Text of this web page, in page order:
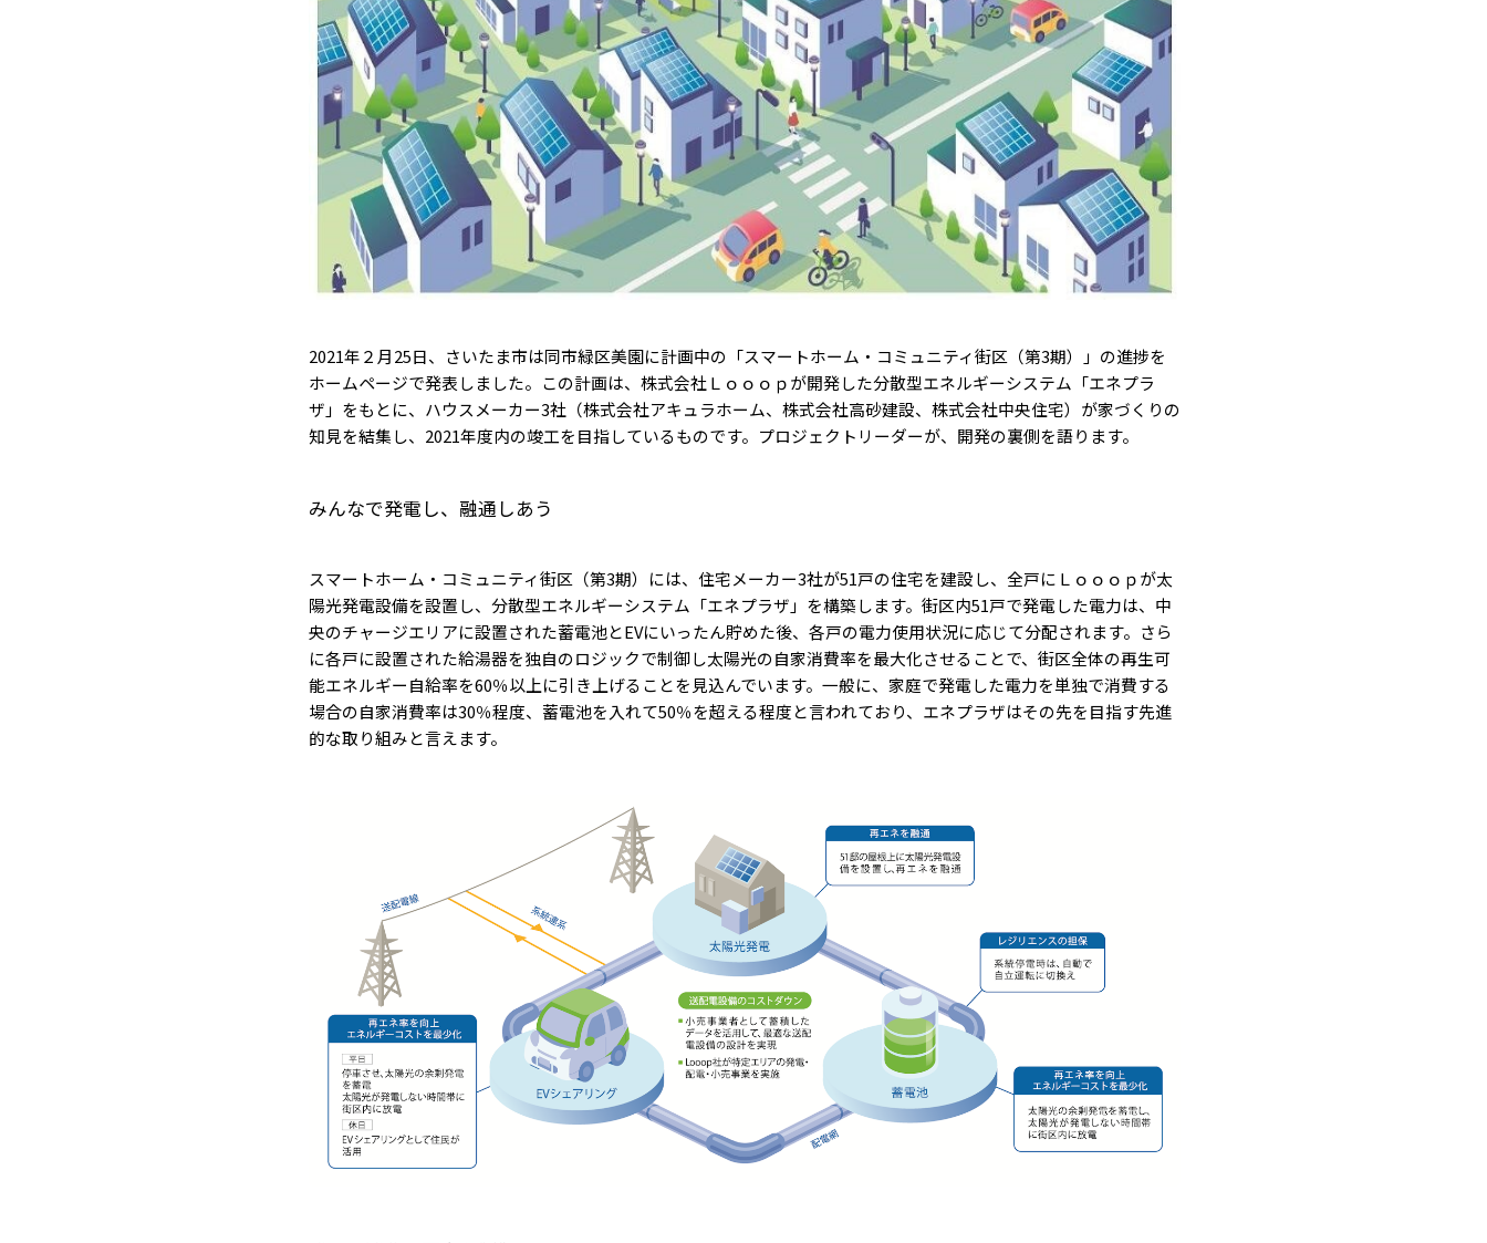
2021年２月25日、さいたま市は同市緑区美園に計画中の「スマートホーム・コミュニティ街区（第3期）」の進捗を
ホームページで発表しました。この計画は、株式会社Ｌｏｏｏｐが開発した分散型エネルギーシステム「エネプラ
ザ」をもとに、ハウスメーカー3社（株式会社アキュラホーム、株式会社高砂建設、株式会社中央住宅）が家づくりの
知見を結集し、2021年度内の竣工を目指しているものです。プロジェクトリーダーが、開発の裏側を語ります。
みんなで発電し、融通しあう
スマートホーム・コミュニティ街区（第3期）には、住宅メーカー3社が51戸の住宅を建設し、全戸にＬｏｏｏｐが太
陽光発電設備を設置し、分散型エネルギーシステム「エネプラザ」を構築します。街区内51戸で発電した電力は、中
央のチャージエリアに設置された蓄電池とEVにいったん貯めた後、各戸の電力使用状況に応じて分配されます。さら
に各戸に設置された給湯器を独自のロジックで制御し太陽光の自家消費率を最大化させることで、街区全体の再生可
能エネルギー自給率を60％以上に引き上げることを見込んでいます。一般に、家庭で発電した電力を単独で消費する
場合の自家消費率は30％程度、蓄電池を入れて50％を超える程度と言われており、エネプラザはその先を目指す先進
的な取り組みと言えます。